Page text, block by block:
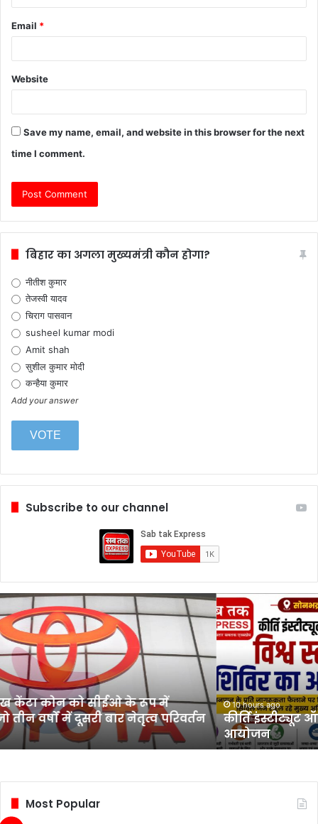
Email *
Website
Save my name, email, and website in this browser for the next
time I comment.
बिहार का अगला मुख्यमंत्री कौन होगा?
नीतीश कुमार
तेजस्वी यादव
चिराग पासवान
susheel kumar modi
Amit shah
सुशील कुमार मोदी
कन्हैया कुमार
Add your answer
Subscribe to our channel
केंटा कोन को सीईओ के रूप में
तीन वर्षों में दूसरी बार नेतृत्व परिवर्तन
कीर्ति
इंस्टीट्यूट
ऑफ
नर्सिंग
में
विश्व
स्तनपान
शिविर
का
आयोजन
10 hours ago
कीर्ति इंस्टीट्यूट
आयोजन
Most Popular